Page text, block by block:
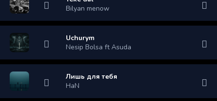
Bilyan menow
Uchurym
Nesip Bolsa ft Asuda
Лишь для тебя
HaN